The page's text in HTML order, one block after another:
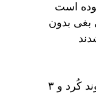
بغی بدون
۹ شهروند بلوچ (۸ درصد)، ۴ شهروند کُرد و ۳